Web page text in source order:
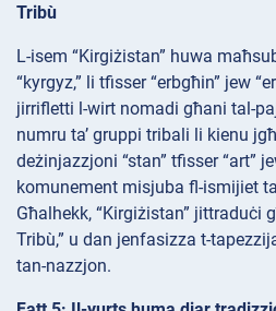
Tribù
L-isem “Kirgiżistan” huwa
“kyrgyz,” li tfisser “erbgħin” jew
jirrifletti l-wirt nomadi għani tal-
numru ta’ gruppi tribali li kienu
deżinjazzjoni “stan” tfisser “art”
komunement misjuba fl-ismijiet
Għalhekk, “Kirgiżistan” jittraduċi
Tribù,” u dan jenfasizza t-
tan-nazzjon.